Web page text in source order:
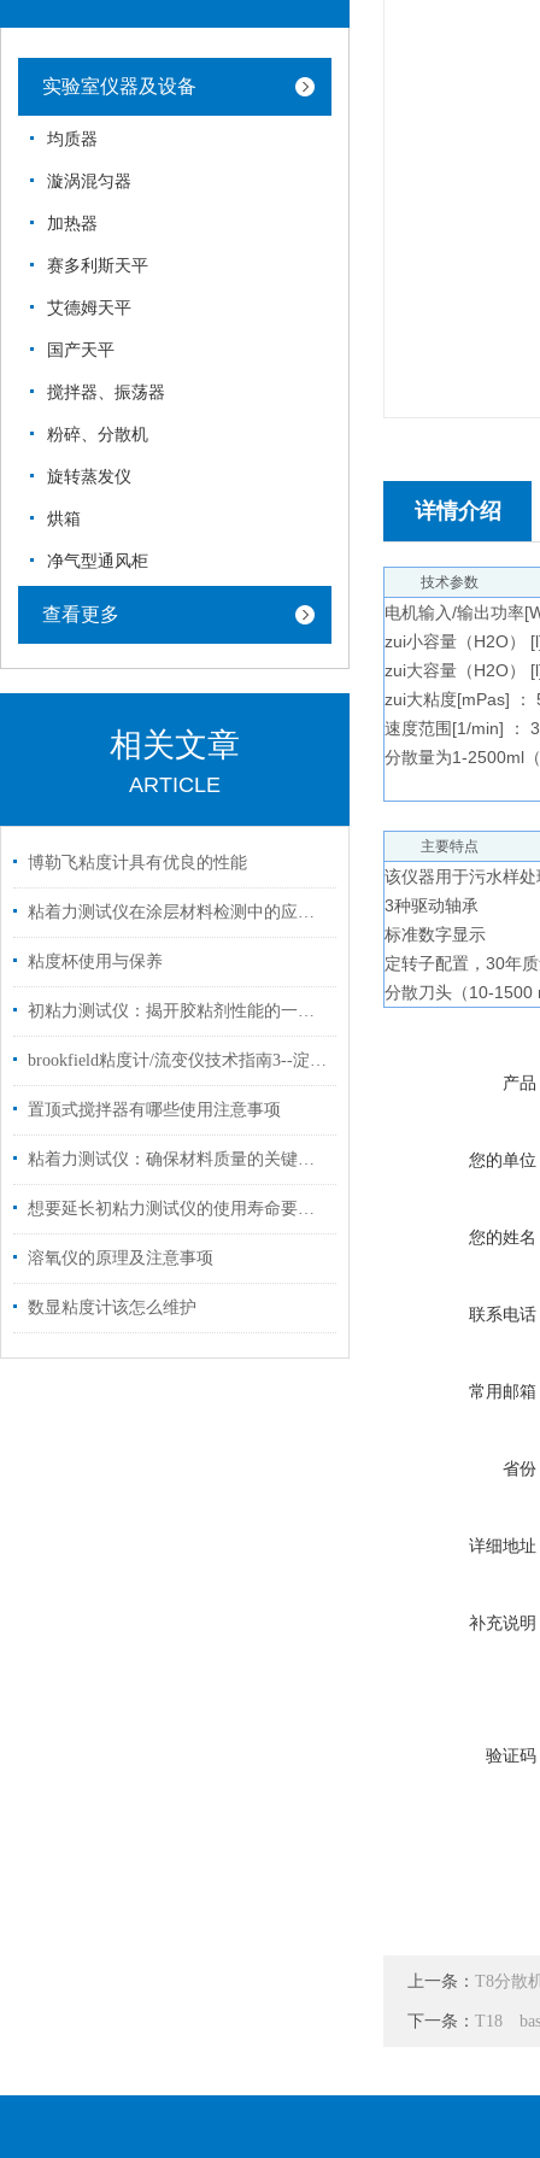
实验室仪器及设备
均质器
漩涡混匀器
加热器
赛多利斯天平
艾德姆天平
国产天平
搅拌器、振荡器
粉碎、分散机
旋转蒸发仪
烘箱
净气型通风柜
查看更多
相关文章
ARTICLE
博勒飞粘度计具有优良的性能
粘着力测试仪在涂层材料检测中的应用标准
粘度杯使用与保养
初粘力测试仪：揭开胶粘剂性能的一道“粘力”谜题
brookfield粘度计/流变仪技术指南3--淀粉粘度测定方法
置顶式搅拌器有哪些使用注意事项
粘着力测试仪：确保材料质量的关键工具
想要延长初粘力测试仪的使用寿命要怎么做
溶氧仪的原理及注意事项
数显粘度计该怎么维护
详情介绍
技术参数
电机输入/输出功率
zui小容量（H2O）
zui大容量（H2O）
zui大粘度[mPas] ：
速度范围[1/min] ：
分散量为1-2500ml
主要特点
该仪器用于污水样
3种驱动轴承
标准数字显示
定转子配置，30年
分散刀头（10-1500
产品
您的单位
您的姓名
联系电话
常用邮箱
省份
详细地址
补充说明
验证码
上一条： T8分散
下一条： T18